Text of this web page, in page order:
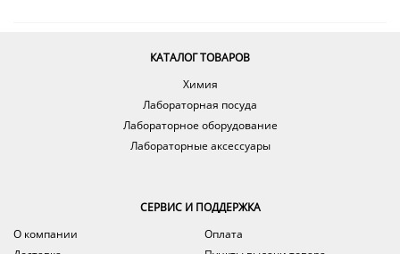
КАТАЛОГ ТОВАРОВ
Химия
Лабораторная посуда
Лабораторное оборудование
Лабораторные аксессуары
СЕРВИС И ПОДДЕРЖКА
О компании
Оплата